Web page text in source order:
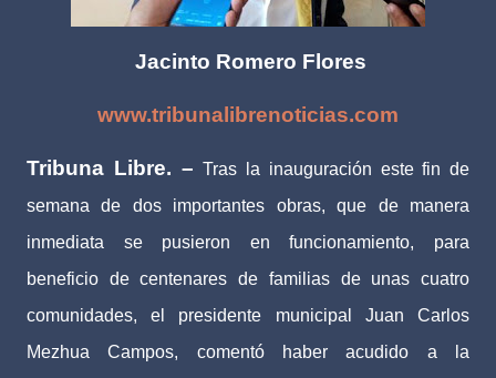
Jacinto Romero Flores
www.tribunalibrenoticias.com
Tribuna Libre. –Tras la inauguración este fin de
semana de dos importantes obras, que de manera
inmediata se pusieron en funcionamiento, para
beneficio de centenares de familias de unas cuatro
comunidades, el presidente municipal Juan Carlos
Mezhua Campos, comentó haber acudido a la